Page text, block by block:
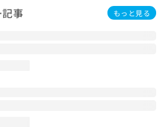
事 もっと見る